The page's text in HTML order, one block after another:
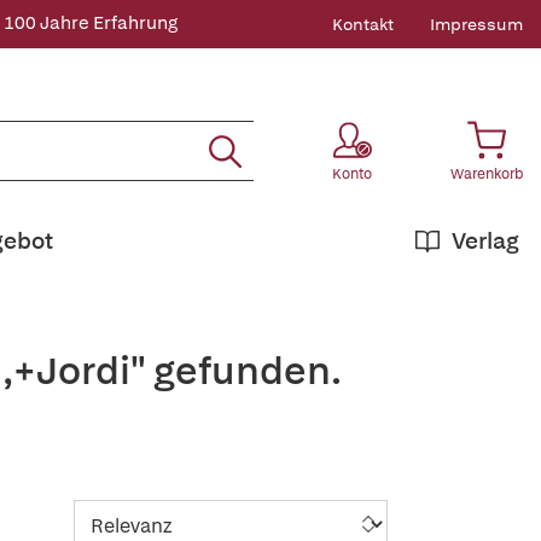
100 Jahre Erfahrung Kontakt Impressum
Konto Warenkorb
Verlag
gefunden.